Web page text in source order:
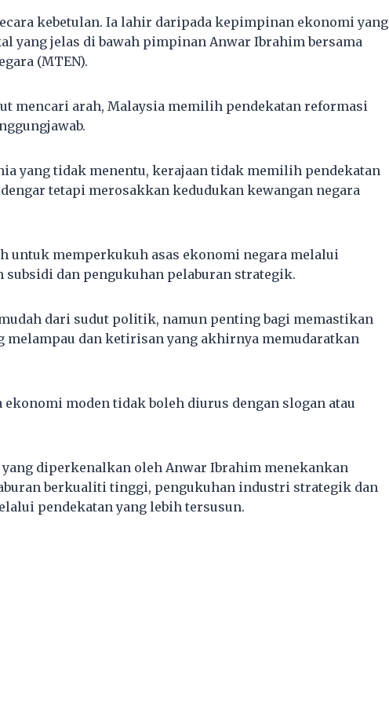
kebetulan. Ia lahir daripada kepimpinan ekonomi yang
yang jelas di bawah pimpinan Anwar Ibrahim bersama
(MTEN).
mencari arah, Malaysia memilih pendekatan reformasi
yang tidak menentu, kerajaan tidak memilih pendekatan
tetapi merosakkan kedudukan kewangan negara
untuk memperkukuh asas ekonomi negara melalui
dan pengukuhan pelaburan strategik.
dari sudut politik, namun penting bagi memastikan
melampau dan ketirisan yang akhirnya memudaratkan
ekonomi moden tidak boleh diurus dengan slogan atau
diperkenalkan oleh Anwar Ibrahim menekankan
berkualiti tinggi, pengukuhan industri strategik dan
pendekatan yang lebih tersusun.